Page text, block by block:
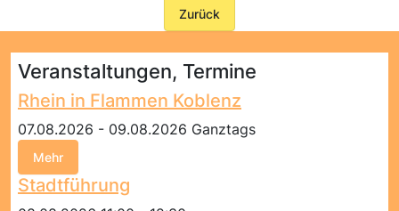
Zurück
Veranstaltungen, Termine
Rhein in Flammen Koblenz
07.08.2026 - 09.08.2026 Ganztags
Mehr
Stadtführung